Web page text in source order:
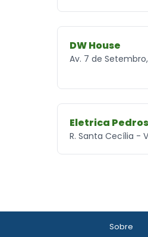
DW House
Av. 7 de
Eletrica
R. Santa Cecília -
Sobre